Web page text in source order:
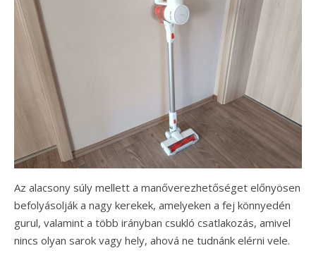
Az alacsony súly mellett a manőverezhetőséget előnyösen
befolyásolják a nagy kerekek, amelyeken a fej könnyedén
gurul, valamint a több irányban csukló csatlakozás, amivel
nincs olyan sarok vagy hely, ahová ne tudnánk elérni vele.